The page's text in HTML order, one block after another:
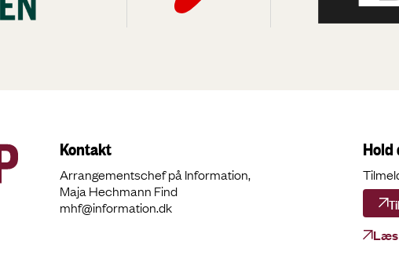
Kontakt
Arrangementschef på Information,
Maja Hechmann Find
mhf@information.dk
Læs